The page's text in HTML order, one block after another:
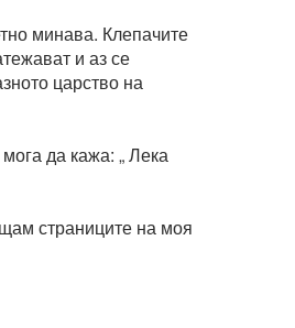
минава. Клепачите
и аз се
царство на
да кажа: „ Лека
страниците на моя